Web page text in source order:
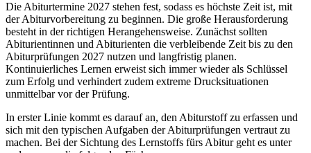
Die Abiturtermine 2027 stehen fest, sodass es höchste Zeit ist, mit
der Abiturvorbereitung zu beginnen. Die große Herausforderung
besteht in der richtigen Herangehensweise. Zunächst sollten
Abiturientinnen und Abiturienten die verbleibende Zeit bis zu den
Abiturprüfungen 2027 nutzen und langfristig planen.
Kontinuierliches Lernen erweist sich immer wieder als Schlüssel
zum Erfolg und verhindert zudem extreme Drucksituationen
unmittelbar vor der Prüfung.
In erster Linie kommt es darauf an, den Abiturstoff zu erfassen und
sich mit den typischen Aufgaben der Abiturprüfungen vertraut zu
machen. Bei der Sichtung des Lernstoffs fürs Abitur geht es unter